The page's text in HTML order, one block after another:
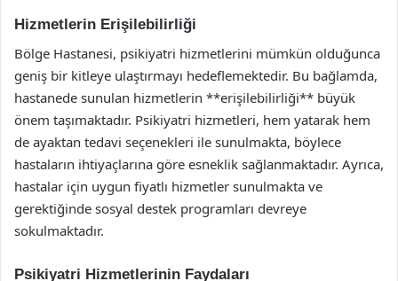
Hizmetlerin Erişilebilirliği
Bölge Hastanesi, psikiyatri hizmetlerini mümkün olduğunca
geniş bir kitleye ulaştırmayı hedeflemektedir. Bu bağlamda,
hastanede sunulan hizmetlerin **erişilebilirliği** büyük
önem taşımaktadır. Psikiyatri hizmetleri, hem yatarak hem
de ayaktan tedavi seçenekleri ile sunulmakta, böylece
hastaların ihtiyaçlarına göre esneklik sağlanmaktadır. Ayrıca,
hastalar için uygun fiyatlı hizmetler sunulmakta ve
gerektiğinde sosyal destek programları devreye
sokulmaktadır.
Psikiyatri Hizmetlerinin Faydaları